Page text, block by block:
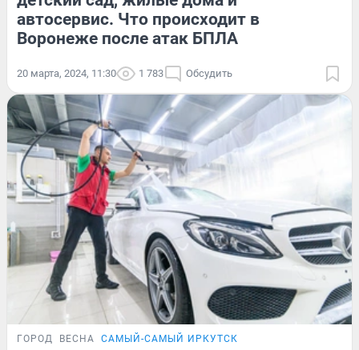
автосервис. Что происходит в
Воронеже после атак БПЛА
20 марта, 2024, 11:30 1 783 Обсудить
ГОРОД ВЕСНА САМЫЙ-САМЫЙ ИРКУТСК